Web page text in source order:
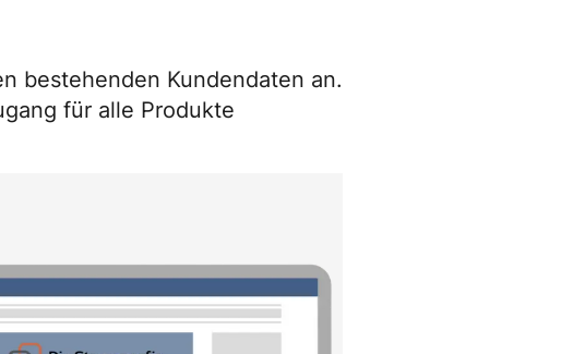
bestehenden Kundendaten an.
für alle Produkte